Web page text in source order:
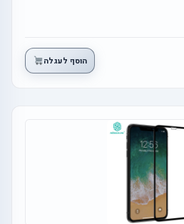
הוסף לעגלה